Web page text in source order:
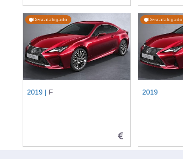
Descatalogado
2019 | F
Descatalogado
2019